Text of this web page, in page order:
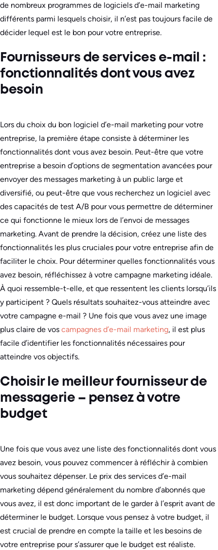
de nombreux programmes de logiciels d’e-mail marketing
différents parmi lesquels choisir, il n’est pas toujours facile de
décider lequel est le bon pour votre entreprise.
Fournisseurs de services e-mail :
fonctionnalités dont vous avez
besoin
Lors du choix du bon logiciel d’e-mail marketing pour votre
entreprise, la première étape consiste à déterminer les
fonctionnalités dont vous avez besoin. Peut-être que votre
entreprise a besoin d’options de segmentation avancées pour
envoyer des messages marketing à un public large et
diversifié, ou peut-être que vous recherchez un logiciel avec
des capacités de test A/B pour vous permettre de déterminer
ce qui fonctionne le mieux lors de l’envoi de messages
marketing. Avant de prendre la décision, créez une liste des
fonctionnalités les plus cruciales pour votre entreprise afin de
faciliter le choix. Pour déterminer quelles fonctionnalités vous
avez besoin, réfléchissez à votre campagne marketing idéale.
À quoi ressemble-t-elle, et que ressentent les clients lorsqu’ils
y participent ? Quels résultats souhaitez-vous atteindre avec
votre campagne e-mail ? Une fois que vous avez une image
plus claire de vos campagnes d’e-mail marketing, il est plus
facile d’identifier les fonctionnalités nécessaires pour
atteindre vos objectifs.
Choisir le meilleur fournisseur de
messagerie – pensez à votre
budget
Une fois que vous avez une liste des fonctionnalités dont vous
avez besoin, vous pouvez commencer à réfléchir à combien
vous souhaitez dépenser. Le prix des services d’e-mail
marketing dépend généralement du nombre d’abonnés que
vous avez, il est donc important de le garder à l’esprit avant de
déterminer le budget. Lorsque vous pensez à votre budget, il
est crucial de prendre en compte la taille et les besoins de
votre entreprise pour s’assurer que le budget est réaliste.